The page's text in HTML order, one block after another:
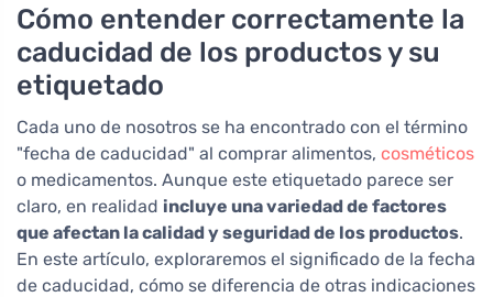
Cómo entender correctamente la
caducidad de los productos y su
etiquetado
Cada uno de nosotros se ha encontrado con el término
"fecha de caducidad" al comprar alimentos, cosméticos
o medicamentos. Aunque este etiquetado parece ser
claro, en realidad incluye una variedad de factores
que afectan la calidad y seguridad de los productos.
En este artículo, exploraremos el significado de la fecha
de caducidad, cómo se diferencia de otras indicaciones